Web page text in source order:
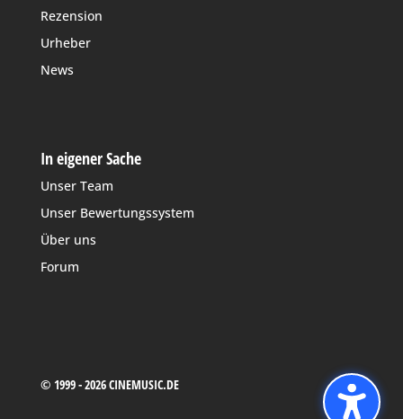
Rezension
Urheber
News
In eigener Sache
Unser Team
Unser Bewertungssystem
Über uns
Forum
© 1999 - 2026 CINEMUSIC.DE